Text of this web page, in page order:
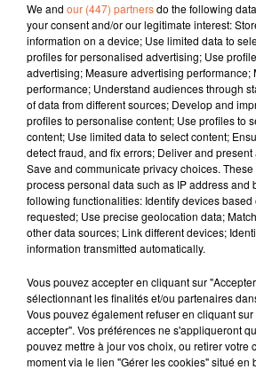
3 novembre 2021 - 14 min 29 sec
JOURNAL DU MERCREDI 03 NOVEMBRE
Patrice Bémanangy
L'info près de chez vous.
Les personnels des Etablissements
appelés à faire grève cette semaine
revalorisation salariale.
Le conseiller régional deux-sévrien
élu président du parc naturel du
Des chefs d'entreprsises adhérents à
bocaines vendredi dernier.
Le retour des Conviviales
demain et vendredi.
Le CSC du Mauléonais travaille sur
We and our (447) partnersdo the following
your consent and/or our legitimate interest:
information on a device; Use limited data to
profiles for personalised advertising; Use
advertising; Measure advertising performance;
performance; Understand audiences through
of data from different sources; Develop and
profiles to personalise content; Use profiles to
content; Use limited data to select content;
detect fraud, and fix errors; Deliver and
Save and communicate privacy choices.
process personal data such as IP address and
following functionalities: Identify devices
requested; Use precise geolocation data;
other data sources; Link different devices;
information transmitted automatically.
Vous pouvez accepter en cliquant sur
sélectionnant les finalités et/ou partenaires
Vous pouvez également refuser en cliquant
accepter". Vos préférences ne s'appliqueront
pouvez mettre à jour vos choix, ou retirer votre
moment via le lien "Gérer les cookies" situé en